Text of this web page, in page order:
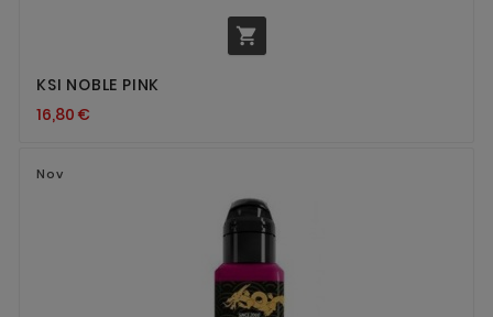

KSI NOBLE PINK
16,80 €
Nov